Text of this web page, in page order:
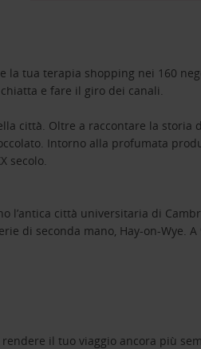
tua terapia shopping nei 160
e fare il giro dei canali.
città. Oltre a raccontare la storia
Intorno alla profumata
secolo.
l’antica città universitaria di
di seconda mano, Hay-on-Wye.
il tuo viaggio ancora più